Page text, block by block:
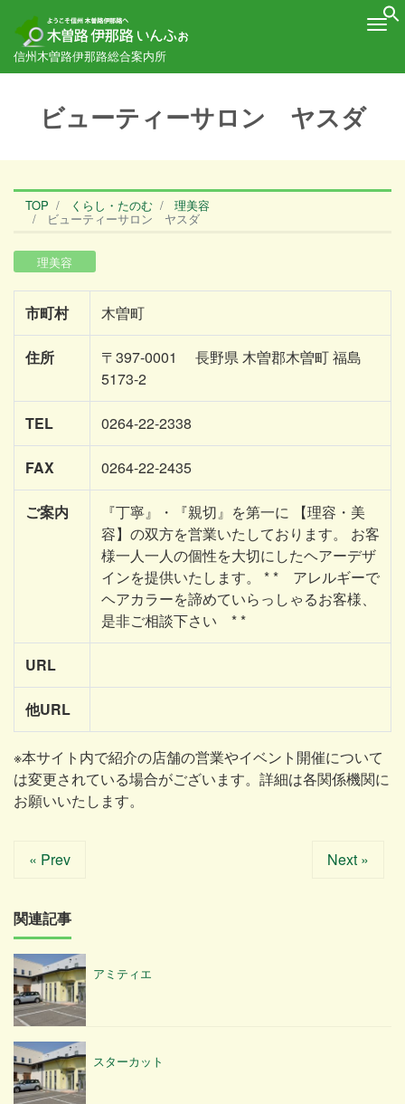
信州木曽路伊那路総合案内所
ビューティーサロン ヤスダ
TOP くらし・たのむ 理美容
ビューティーサロン ヤスダ
理美容
市町村 木曽町
住所
〒397-0001 長野県 木曽郡木曽町 福島
5173-2
TEL 0264-22-2338
FAX 0264-22-2435
ご案内
『丁寧』・『親切』を第一に 【理容・美
容】の双方を営業いたしております。 お客
様一人一人の個性を大切にしたヘアーデザ
インを提供いたします。 * * アレルギーで
ヘアカラーを諦めていらっしゃるお客様、
是非ご相談下さい * *
URL
他URL
※本サイト内で紹介の店舗の営業やイベント開催について
は変更されている場合がございます。詳細は各関係機関に
お願いいたします。
« Prev Next »
関連記事
アミティエ
スターカット